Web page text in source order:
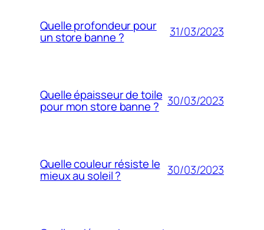
Quelle profondeur pour
un store banne ? 31/03/2023
Quelle épaisseur de toile
pour mon store banne ? 30/03/2023
Quelle couleur résiste le
mieux au soleil ? 30/03/2023